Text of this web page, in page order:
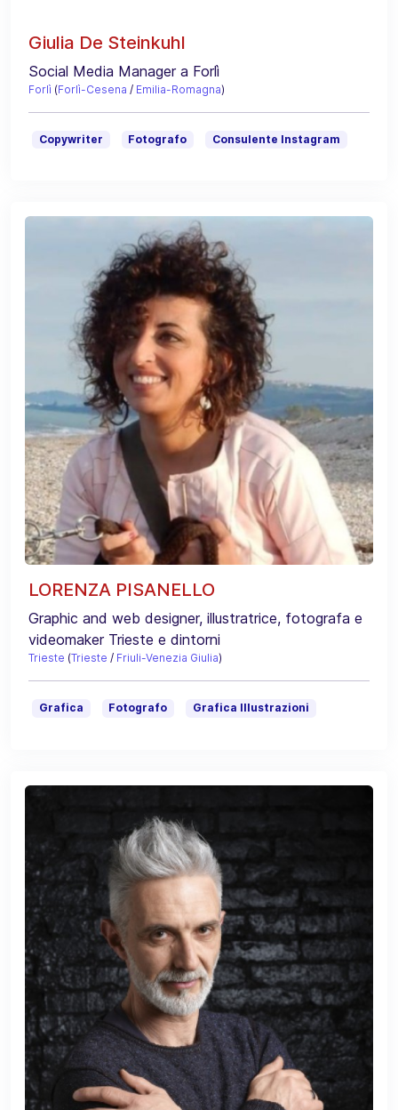
Giulia De Steinkuhl
Social Media Manager a Forlì
Forlì (Forlì-Cesena / Emilia-Romagna)
Copywriter Fotografo Consulente Instagram
LORENZA PISANELLO
Graphic and web designer, illustratrice, fotografa e
videomaker Trieste e dintorni
Trieste (Trieste / Friuli-Venezia Giulia)
Grafica Fotografo Grafica Illustrazioni